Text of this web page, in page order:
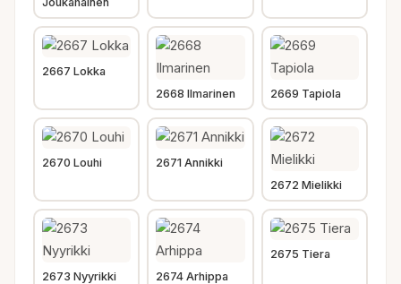
2667 Lokka
2668 Ilmarinen
2669 Tapiola
2670 Louhi
2671 Annikki
2672 Mielikki
2673 Nyyrikki 2674 Arhippa
2675 Tiera